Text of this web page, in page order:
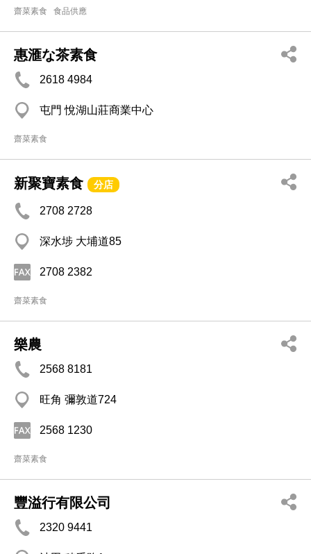
齋菜素食 食品供應
惠滙な茶素食
2618 4984
屯門 悅湖山莊商業中心
齋菜素食
新聚寶素食 分店
2708 2728
深水埗 大埔道85
2708 2382
齋菜素食
樂農
2568 8181
旺角 彌敦道724
2568 1230
齋菜素食
豐溢行有限公司
2320 9441